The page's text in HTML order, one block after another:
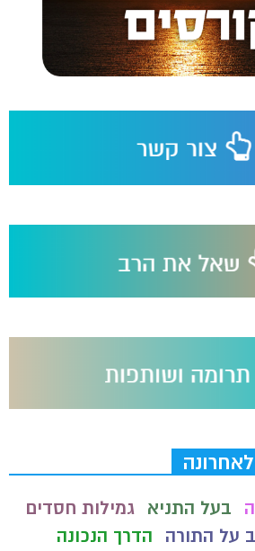
בעל התניא גמילות חסדים
על התורה
הדרך הנכונה